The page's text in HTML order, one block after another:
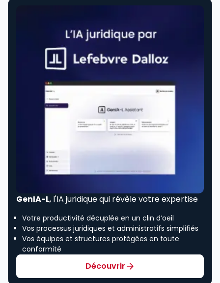
GenIA-L, l'IA juridique qui révèle votre expertise
Votre productivité décuplée en un clin d’oeil
Vos processus juridiques et administratifs simplifiés
Vos équipes et structures protégées en toute
conformité
Découvrir